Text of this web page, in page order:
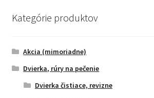
Kategórie produktov
Akcia (mimoriadne)
Dvierka, rúry na pečenie
Dvierka čistiace, revizne